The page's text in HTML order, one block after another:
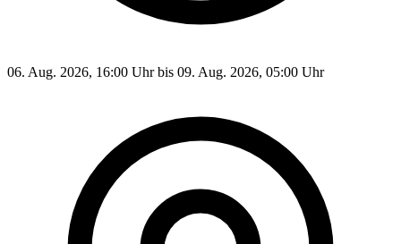
06. Aug. 2026, 16:00 Uhr bis 09. Aug. 2026, 05:00 Uhr